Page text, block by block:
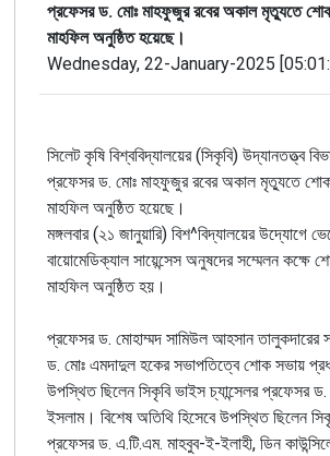
প্রফেসর ড. মোঃ মাহফুজুর রবের অকাল মৃত্যুতে
মাহফিল অনুষ্ঠিত হয়েছে।
Wednesday, 22-January-2025
সিলেট কৃষি বিশ্ববিদ্যালয়ের (সিকৃবি) উদ্যানতত্ত্ব
প্রফেসর ড. মোঃ মাহফুজুর রবের অকাল মৃত্যুতে
মাহফিল অনুষ্ঠিত হয়েছে।
মঙ্গলবার (২১ জানুয়ারি) বিশ^বিদ্যালয়ের উদ্যোগে
বায়োমেডিক্যাল সায়েন্সেস অনুষদের সম্মেলন কক্ষে
মাহফিল অনুষ্ঠিত হয়।
প্রফেসর ড. মোহাম্মদ সামিউল আহসান তালুকদারের
ড. মোঃ এমদাদুল হকের সভাপতিত্বে শোক সভায়
উপস্থিত ছিলেন সিকৃবি ভাইস চ্যান্সেলর প্রফেসর
ইসলাম। বিশেষ অতিথি হিসেবে উপস্থিত ছিলেন
প্রফেসর ড. এ.টি.এম. মাহবুব-ই-ইলাহী, ডিন